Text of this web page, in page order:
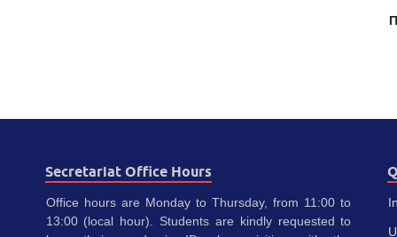
Secretariat Office Hours
Office hours are Monday to Thursday, from 11:00 to
13:00 (local hour). Students are kindly requested to